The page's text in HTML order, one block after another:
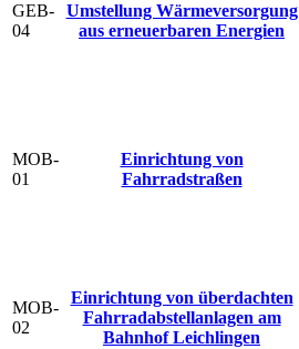
GEB-
04
Umstellung Wärmeversorgung
aus erneuerbaren Energien
MOB-
01
Einrichtung von
Fahrradstraßen
MOB-
02
Einrichtung von überdachten
Fahrradabstellanlagen am
Bahnhof Leichlingen